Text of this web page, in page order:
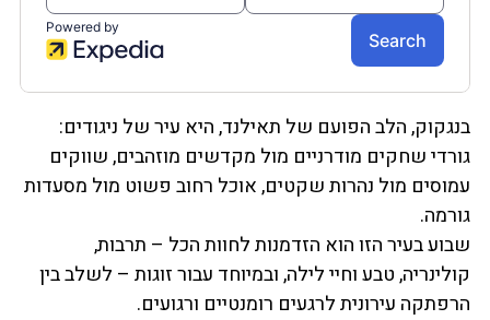
בנגקוק, הלב הפועם של תאילנד, היא עיר של ניגודים:
גורדי שחקים מודרניים מול מקדשים מוזהבים, שווקים
עמוסים מול נהרות שקטים, אוכל רחוב פשוט מול מסעדות
גורמה.
שבוע בעיר הזו הוא הזדמנות לחוות הכל – תרבות,
קולינריה, טבע וחיי לילה, ובמיוחד עבור זוגות – לשלב בין
הרפתקה עירונית לרגעים רומנטיים ורגועים.